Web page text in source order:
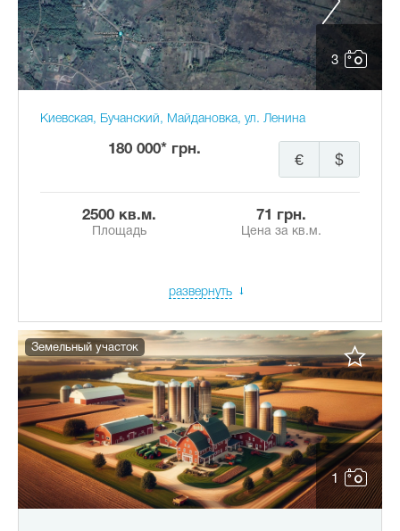
3
Киевская, Бучанский, Майдановка, ул. Ленина
180 000* грн.
$
€
2500 кв.м.
Площадь
71 грн.
Цена за кв.м.
развернуть
1
Земельный участок